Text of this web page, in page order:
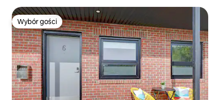
Wybór gości
Wybór gości